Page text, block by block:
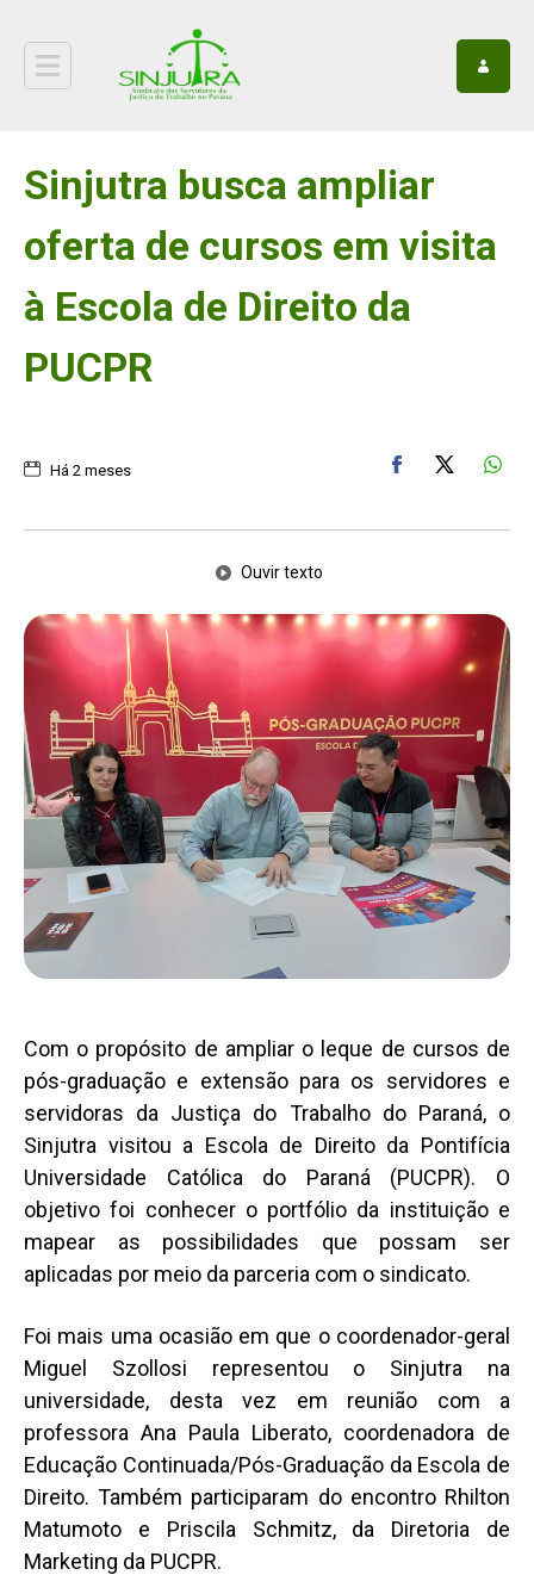
Sinjutra busca ampliar
oferta de cursos em visita
à Escola de Direito da
PUCPR
Há 2 meses
Ouvir texto
Com o propósito de ampliar o leque de cursos de
pós-graduação e extensão para os servidores e
servidoras da Justiça do Trabalho do Paraná, o
Sinjutra visitou a Escola de Direito da Pontifícia
Universidade Católica do Paraná (PUCPR). O
objetivo foi conhecer o portfólio da instituição e
mapear as possibilidades que possam ser
aplicadas por meio da parceria com o sindicato.
Foi mais uma ocasião em que o coordenador-geral
Miguel Szollosi representou o Sinjutra na
universidade, desta vez em reunião com a
professora Ana Paula Liberato, coordenadora de
Educação Continuada/Pós-Graduação da Escola de
Direito. Também participaram do encontro Rhilton
Matumoto e Priscila Schmitz, da Diretoria de
Marketing da PUCPR.